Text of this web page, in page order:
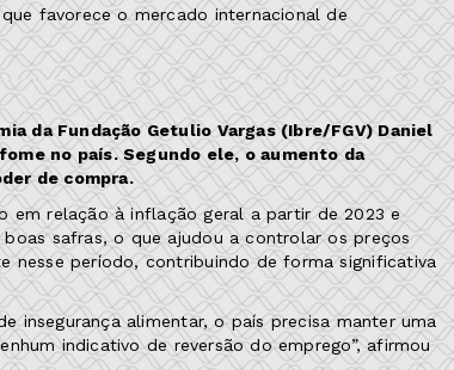
favorece o mercado internacional de
da Fundação Getulio Vargas (Ibre/FGV) Daniel
no país. Segundo ele, o aumento da
de compra.
em relação à inflação geral a partir de 2023 e
safras, o que ajudou a controlar os preços
nesse período, contribuindo de forma significativa
insegurança alimentar, o país precisa manter uma
indicativo de reversão do emprego”, afirmou